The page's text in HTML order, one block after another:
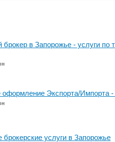
брокер в Запорожье - услуги
оформление Экспорта/Импорта
услуги в Запорожье